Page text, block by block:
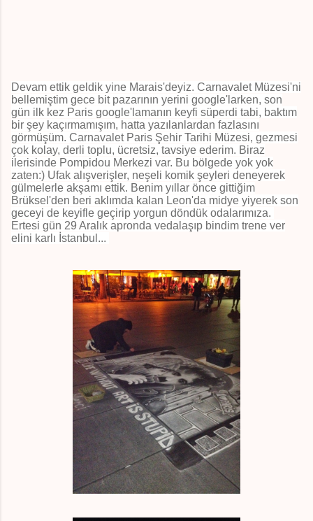
Devam ettik geldik yine Marais'deyiz. Carnavalet Müzesi'ni
bellemiştim gece bit pazarının yerini google'larken, son
gün ilk kez Paris google'lamanın keyfi süperdi tabi, baktım
bir şey kaçırmamışım, hatta yazılanlardan fazlasını
görmüşüm. Carnavalet Paris Şehir Tarihi Müzesi, gezmesi
çok kolay, derli toplu, ücretsiz, tavsiye ederim. Biraz
ilerisinde Pompidou Merkezi var. Bu bölgede yok yok
zaten:) Ufak alışverişler, neşeli komik şeyleri deneyerek
gülmelerle akşamı ettik. Benim yıllar önce gittiğim
Brüksel'den beri aklımda kalan Leon'da midye yiyerek son
geceyi de keyifle geçirip yorgun döndük odalarımıza.
Ertesi gün 29 Aralık apronda vedalaşıp bindim trene ver
elini karlı İstanbul...